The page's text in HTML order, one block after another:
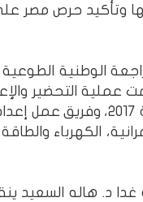
وتأكيد حرص مصر
التحضير
تنفيذ أهداف التنمية المستدامة المنشأة
الكهرباء
تقرير المراجعة الوطنية الطوعية